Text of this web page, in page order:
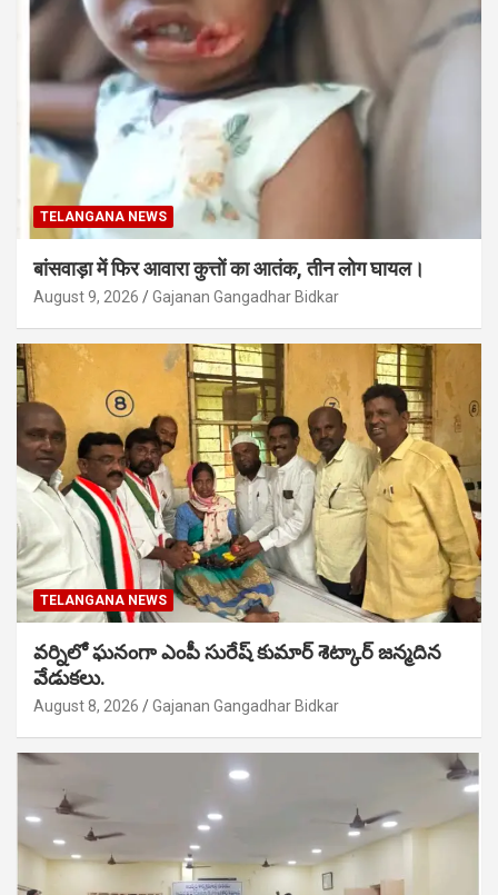
TELANGANA NEWS
बांसवाड़ा में फिर आवारा कुत्तों का आतंक, तीन लोग घायल।
August 9, 2026 Gajanan Gangadhar Bidkar
TELANGANA NEWS
వర్నిలో ఘనంగా ఎంపీ సురేష్ కుమార్ శెట్కార్ జన్మదిన
వేడుకలు.
August 8, 2026 Gajanan Gangadhar Bidkar